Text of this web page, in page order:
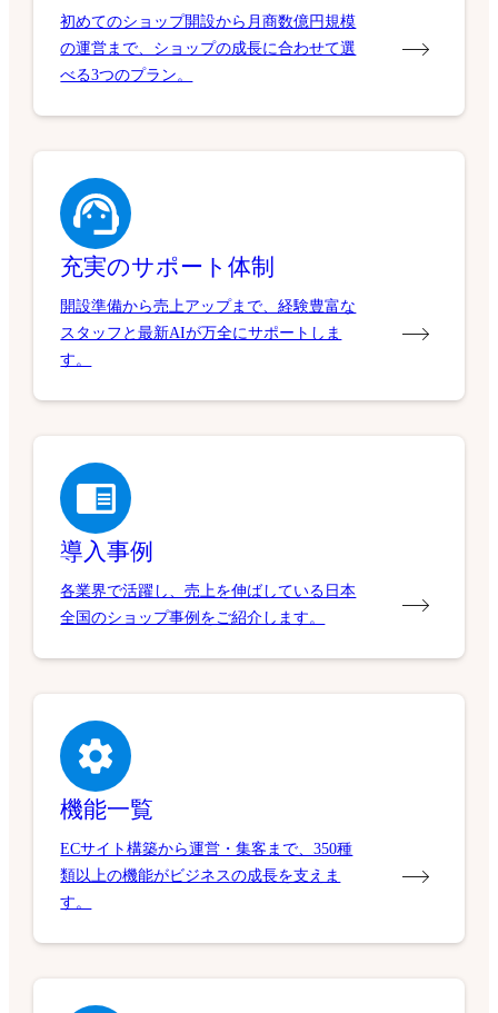
初めてのショップ開設から月商数億円規模
の運営まで、ショップの成長に合わせて選
べる3つのプラン。
充実のサポート体制
開設準備から売上アップまで、経験豊富な
スタッフと最新AIが万全にサポートしま
す。
導入事例
各業界で活躍し、売上を伸ばしている日本
全国のショップ事例をご紹介します。
機能一覧
ECサイト構築から運営・集客まで、350種
類以上の機能がビジネスの成長を支えま
す。